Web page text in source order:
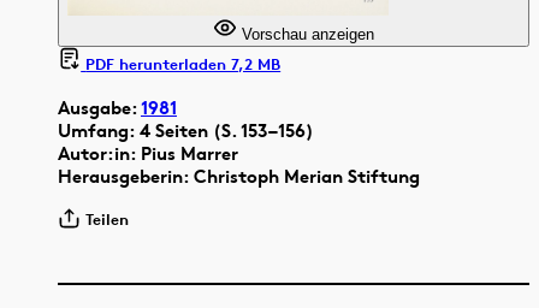
Ausgabe:1981
Umfang: 4 Seiten (S. 153–156)
Autor:in: Pius Marrer
Herausgeberin: Christoph Merian Stiftung
Teilen
Vorschau anzeigen
PDF herunterladen 7,2 MB